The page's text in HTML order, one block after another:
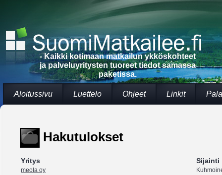
- Kaikki kotimaan matkailun ykköskohteet
ja palveluyritysten tuoreet tiedot samassa
paketissa.
Aloitussivu Luettelo Ohjeet Linkit
Hakutulokset
Yritys Sijainti
meola oy